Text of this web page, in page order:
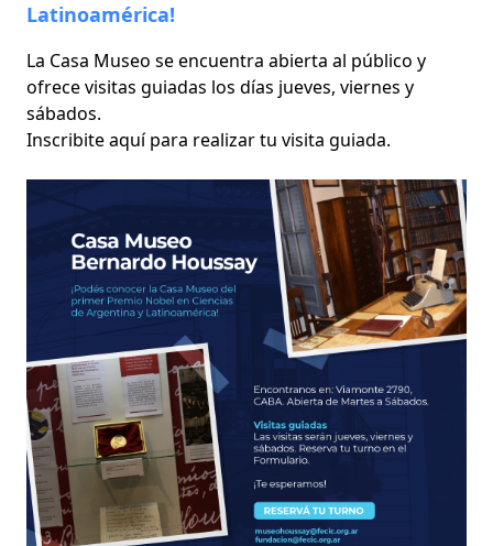
Latinoamérica!
La Casa Museo se encuentra abierta al público y
ofrece visitas guiadas los días jueves, viernes y
sábados.
Inscribiteaquípara realizar tu visita guiada.